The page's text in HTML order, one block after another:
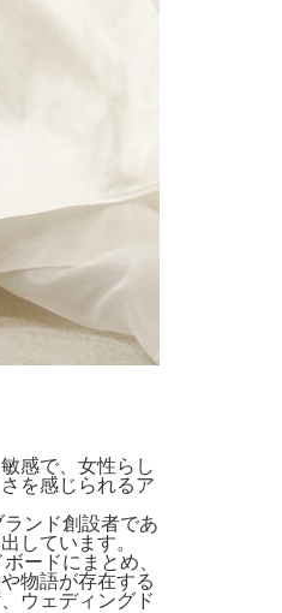
感で、女性らし
を感じられるア
ンド創設者であ
しています。
ードにまとめ、
物語が存在する
ウェディングド